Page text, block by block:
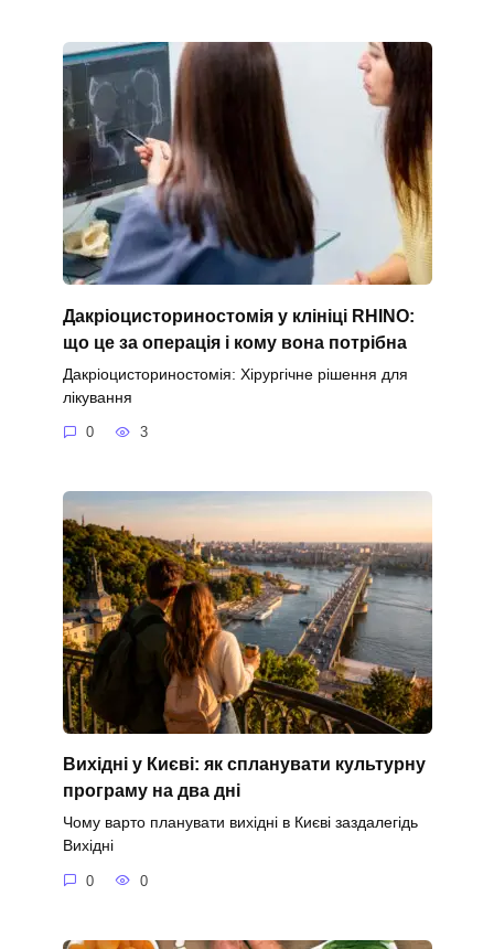
Дакріоцисториностомія у клініці RHINO:
що це за операція і кому вона потрібна
Дакріоцисториностомія: Хірургічне рішення для
лікування
0 3
Вихідні у Києві: як спланувати культурну
програму на два дні
Чому варто планувати вихідні в Києві заздалегідь
Вихідні
0 0